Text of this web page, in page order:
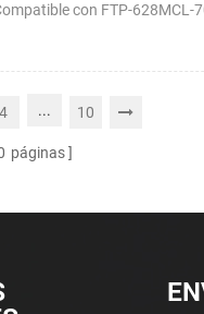
con FTP-628MCL-
4 ... 10
páginas